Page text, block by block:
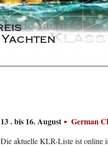
13 . bis 16. August German
Die aktuelle KLR-Liste ist online